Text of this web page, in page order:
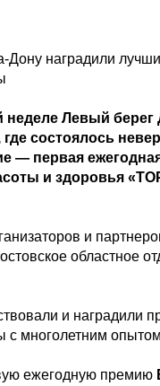
Дону наградили
неделе Левый берег
состоялось
— первая
и здоровья
и
областное
и наградили
с многолетним
ежегодную премию